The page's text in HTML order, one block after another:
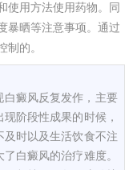
使用方法使用药物。同
暴晒等注意事项。通过
制的。
白癜风反复发作，主要
阶段性成果的时候，
时以及生活饮食不注
白癜风的治疗难度。